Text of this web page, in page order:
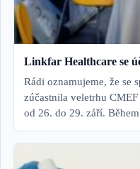
Linkfar Healthcare se
Rádi oznamujeme, že se
zúčastnila veletrhu
od 26. do 29. září.